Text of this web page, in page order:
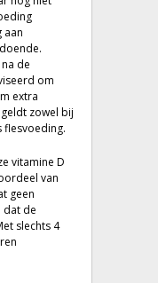
aan
de
om
extra
zowel bij
flesvoeding.
vitamine D
van
geen
dat de
slechts 4